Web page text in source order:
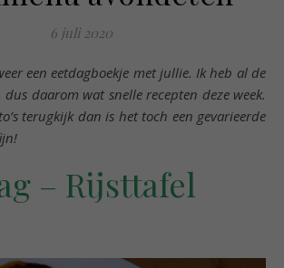
6 juli 2020
daarom wat snelle recepten deze week.
terugkijk dan is het toch een gevarieerde
– Rijsttafel